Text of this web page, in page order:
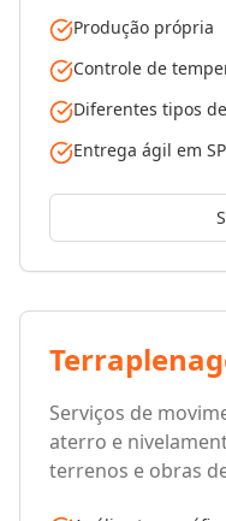
Produção própria
Controle de
Diferentes tipos
Entrega ágil em SP
Serviços de
aterro e
terrenos e obras